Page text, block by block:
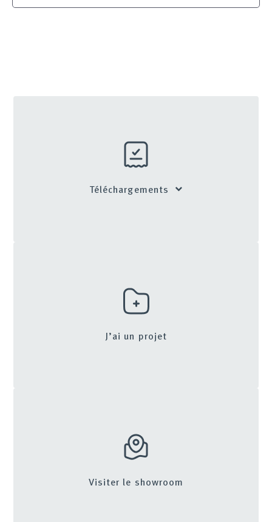
Téléchargements
J’ai un projet
Visiter le showroom